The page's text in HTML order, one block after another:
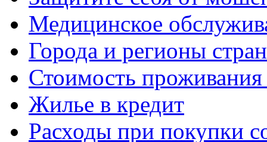
Медицинское
Города и регионы
Стоимость проживания
Жилье в кредит
Расходы при покупки